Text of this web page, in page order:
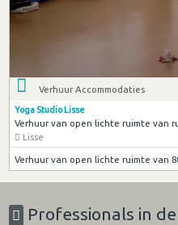
Verhuur Accommodaties
Yoga Studio Lisse
Verhuur van open lichte ruimte van
Lisse
Verhuur van open lichte ruimte van
Professionals in